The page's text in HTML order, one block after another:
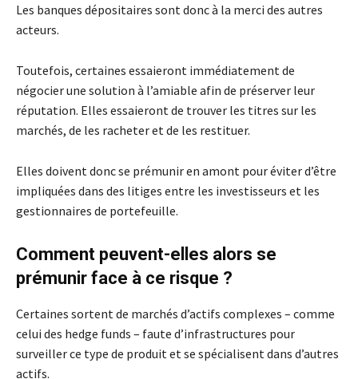
Les banques dépositaires sont donc à la merci des autres
acteurs.
Toutefois, certaines essaieront immédiatement de
négocier une solution à l’amiable afin de préserver leur
réputation. Elles essaieront de trouver les titres sur les
marchés, de les racheter et de les restituer.
Elles doivent donc se prémunir en amont pour éviter d’être
impliquées dans des litiges entre les investisseurs et les
gestionnaires de portefeuille.
Comment peuvent-elles alors se
prémunir face à ce risque ?
Certaines sortent de marchés d’actifs complexes – comme
celui des hedge funds – faute d’infrastructures pour
surveiller ce type de produit et se spécialisent dans d’autres
actifs.